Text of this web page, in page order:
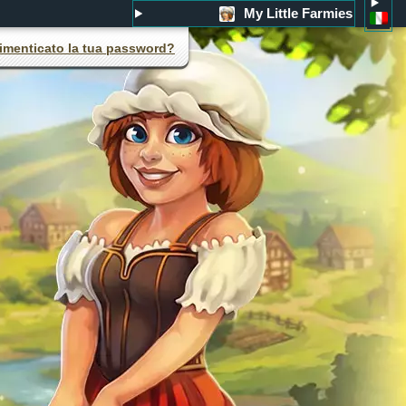
My Little Farmies
la tua password?